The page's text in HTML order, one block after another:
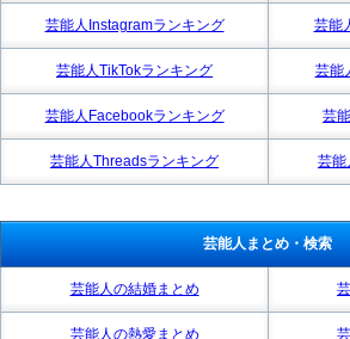
芸能人Instagramランキング 芸能
芸能人TikTokランキング 芸能
芸能人Facebookランキング 芸
芸能人Threadsランキング 芸能
芸能人まとめ・検索
芸能人の結婚まとめ
芸能人の熱愛まとめ